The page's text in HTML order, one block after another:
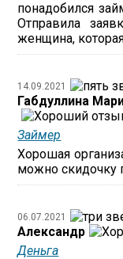
понадобился
Отправила
женщина,
14.09.2021
Габдуллина
Займер
Хорошая
можно скидочку
06.07.2021
Александр
Деньга